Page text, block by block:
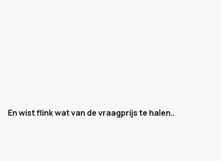
En wist flink wat van de vraagprijs te halen..